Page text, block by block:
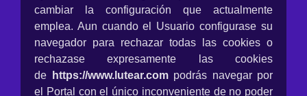
cambiar la configuración que actualmente
emplea. Aun cuando el Usuario configurase su
navegador para rechazar todas las cookies o
rechazase expresamente las cookies
de
https://www.lutear.com podrás navegar por
el Portal con el único inconveniente de no poder